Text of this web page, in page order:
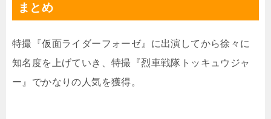
まとめ
特撮『仮面ライダーフォーゼ』に出演してから徐々に
知名度を上げていき、特撮『烈車戦隊トッキュウジャ
ー』でかなりの人気を獲得。